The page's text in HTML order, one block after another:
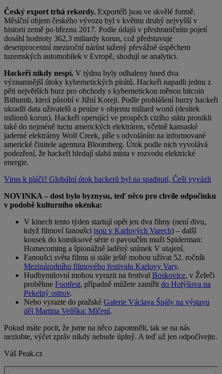
Český export trhá rekordy. Exportéři jsou ve skvělé formě.
Měsíční objem českého vývozu byl v květnu druhý nejvyšší v
historii země po březnu 2017. Podle údajů v přeshraničním pojetí
dosáhl hodnoty 362,3 miliardy korun, což představuje
desetiprocentní meziroční nárůst tažený převážně úspěchem
tuzemských automobilek v Evropě, shodují se analytici.
Hackeři nikdy nespí. V týdnu byly odhaleny hned dva
významnější útoky kybernetických pirátů. Hackeři napadli jednu z
pěti největších burz pro obchody s kybernetickou měnou bitcoin
Bithumb, která působí v Jižní Koreji. Podle prohlášení burzy hackeři
ukradli data uživatelů a peníze v objemu miliard wonů (desítek
milionů korun). Hackeři operující ve prospěch cizího státu pronikli
také do nejméně tuctu amerických elektráren, včetně kansaské
jaderné elektrárny Wolf Creek, píše s odvoláním na informované
americké činitele agentura Bloomberg. Útok podle nich vyvolává
podezření, že hackeři hledají slabá místa v rozvodu elektrické
energie.
Virus k pláči? Globální útok hackerů byl na spadnutí, Češi vyvázli
NOVINKA – dost bylo byznysu, teď něco pro chvíle odpočinku
v podobě kulturního okénka:
V kinech tento týden startují opět jen dva filmy (není divu,
když filmoví fanoušci jsou v Karlových Varech) – další
kousek do komiksové série o pavoučím muži Spiderman:
Homecoming a špionážně laděný snímek V utajení.
Fanoušci světa filmu si stále ještě mohou užívat 52. ročník
Mezinárodního filmového festivalu Karlovy Vary.
Hudbymilovní mohou vyrazit na festival Boskovice, v Želeči
proběhne Footfest, případně můžete zamířit do Holýšova na
Pekelný ostrov.
Nebo vyrazte do pražské Galerie Václava Špály na výstavu
děl Martina Velíška: Mlčení.
Pokud máte pocit, že jsme na něco zapomněli, tak se na nás
nezlobte, výčet zpráv nikdy nebude úplný. A teď už jen odpočívejte.
Váš Peak.cz